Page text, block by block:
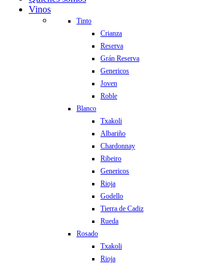
Vinos
Tinto
Crianza
Reserva
Grán Reserva
Genericos
Joven
Roble
Blanco
Txakoli
Albariño
Chardonnay
Ribeiro
Genericos
Rioja
Godello
Tierra de Cadiz
Rueda
Rosado
Txakoli
Rioja